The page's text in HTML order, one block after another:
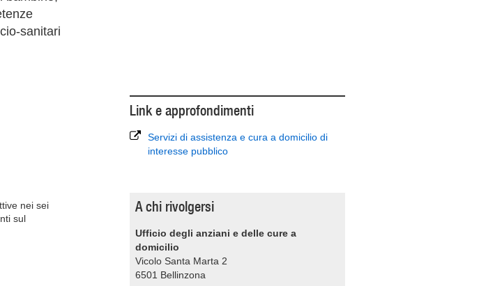
sanitari
nei sei
sul
Link e approfondimenti
Servizi di assistenza e cura a domicilio di
interesse pubblico
A chi rivolgersi
Ufficio degli anziani e delle cure a
domicilio
Vicolo Santa Marta 2
6501 Bellinzona